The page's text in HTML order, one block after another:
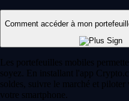
Comment accéder à mon
Les portefeuilles mobiles
soyez. En installant l'app
soldes, suivre le marché et
votre smartphone.